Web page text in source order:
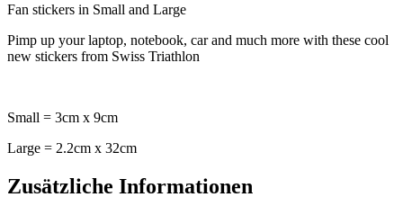
Fan stickers in Small and Large
Pimp up your laptop, notebook, car and much more with these cool
new stickers from Swiss Triathlon
Small = 3cm x 9cm
Large = 2.2cm x 32cm
Zusätzliche Informationen